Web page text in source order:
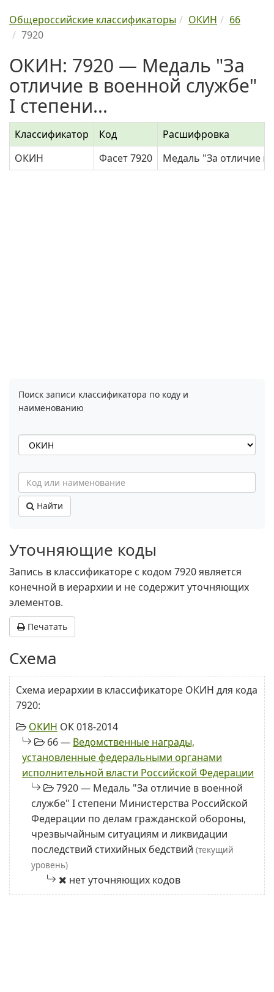
Общероссийские классификаторы ОКИН
66
7920
ОКИН: 7920 — Медаль "За
отличие в военной службе"
I степени...
Классификатор Код
Расшифровка
ОКИН
Фасет 7920 Медаль "За отличие в
Поиск записи классификатора по коду и
наименованию
Найти
Уточняющие коды
Запись в классификаторе с кодом 7920 является
конечной в иерархии и не содержит уточняющих
элементов.
Печатать
Схема
Схема иерархии в классификаторе ОКИН для кода
7920:
ОКИН ОК 018-2014
66 — Ведомственные награды,
установленные федеральными органами
исполнительной власти Российской Федерации
7920 — Медаль "За отличие в военной
службе" I степени Министерства Российской
Федерации по делам гражданской обороны,
чрезвычайным ситуациям и ликвидации
последствий стихийных бедствий (текущий
уровень)
нет уточняющих кодов